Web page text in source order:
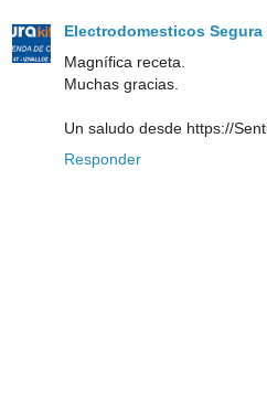
Electrodomesticos Segura
Magnífica receta.
Muchas gracias.
Un saludo desde https://
Responder